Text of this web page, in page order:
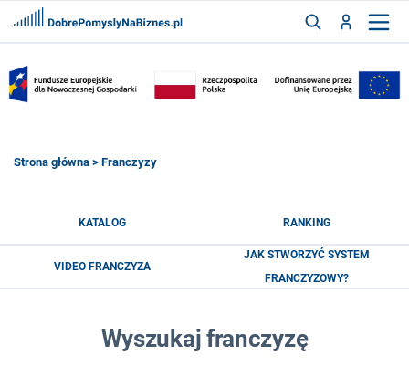
FRANCZYZY
Strona główna > Franczyzy
KATALOG RANKING
VIDEO FRANCZYZA
JAK STWORZYĆ SYSTEM
FRANCZYZOWY?
Wyszukaj franczyzę